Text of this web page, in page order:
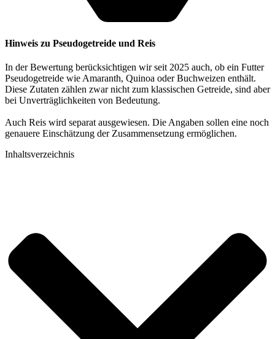
Hinweis zu Pseudogetreide und Reis
In der Bewertung berücksichtigen wir seit 2025 auch, ob ein Futter
Pseudogetreide wie Amaranth, Quinoa oder Buchweizen enthält.
Diese Zutaten zählen zwar nicht zum klassischen Getreide, sind aber
bei Unverträglichkeiten von Bedeutung.
Auch Reis wird separat ausgewiesen. Die Angaben sollen eine noch
genauere Einschätzung der Zusammensetzung ermöglichen.
Inhaltsverzeichnis​